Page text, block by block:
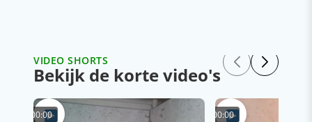
VIDEO SHORTS
Bekijk de korte video's
00:00 00:00